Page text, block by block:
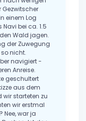
Gezwitscher
einem Log
bei ca. 1.5
Wald jagen.
der Zuwegung
so nicht.
navigiert -
Anreise.
geschultert
aus dem
starteten zu
wir erstmal
Nee, war ja